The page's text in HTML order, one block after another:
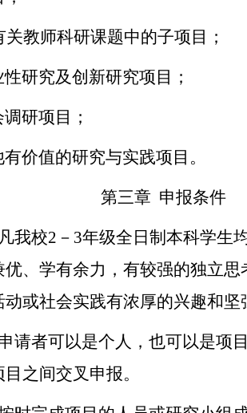
关教师科研课题中的子项目；
性研究及创新研究项目；
调研项目；
有价值的研究与实践项目。
第三章 申报条件
凡我校2 － 3年级全日制本科学生
优、学有余力，有较强的独立
动或社会实践有浓厚的兴趣和坚
请者可以是个人，也可以是项
之间交叉申报。